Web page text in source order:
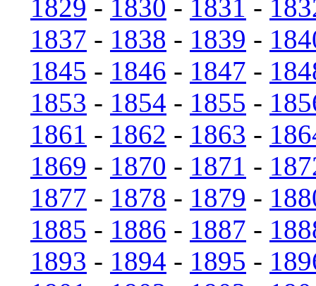
1829 - 1830 - 1831 -
1837 - 1838 - 1839 -
1845 - 1846 - 1847 -
1853 - 1854 - 1855 -
1861 - 1862 - 1863 -
1869 - 1870 - 1871 -
1877 - 1878 - 1879 -
1885 - 1886 - 1887 -
1893 - 1894 - 1895 -